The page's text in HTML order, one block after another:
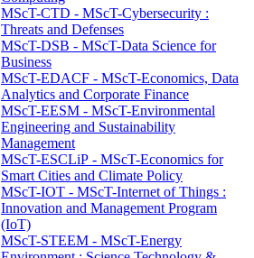
MScT-CTD - MScT-Cybersecurity :
Threats and Defenses
MScT-DSB - MScT-Data Science for
Business
MScT-EDACF - MScT-Economics, Data
Analytics and Corporate Finance
MScT-EESM - MScT-Environmental
Engineering and Sustainability
Management
MScT-ESCLiP - MScT-Economics for
Smart Cities and Climate Policy
MScT-IOT - MScT-Internet of Things :
Innovation and Management Program
(IoT)
MScT-STEEM - MScT-Energy